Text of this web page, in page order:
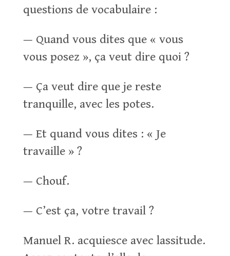
questions de vocabulaire :
— Quand vous dites que « vous
vous posez », ça veut dire quoi ?
— Ça veut dire que je reste
tranquille, avec les potes.
— Et quand vous dites : « Je
travaille » ?
— Chouf.
— C’est ça, votre travail ?
Manuel R. acquiesce avec lassitude.